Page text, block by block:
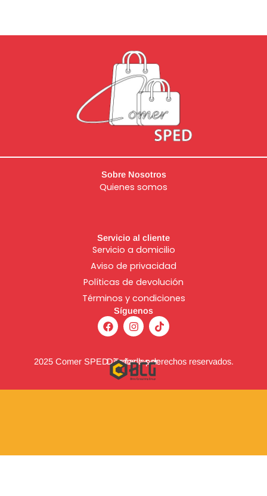
Sobre Nosotros
Quienes somos
Servicio al cliente
Servicio a domicilio
Aviso de privacidad
Políticas de devolución
Términos y condiciones
Síguenos
F
a
c
b
o
o
k
I
n
s
a
g
r
a
T
i
k
o
2025 Comer SPED. Todos los derechos reservados.
Diseñado por: